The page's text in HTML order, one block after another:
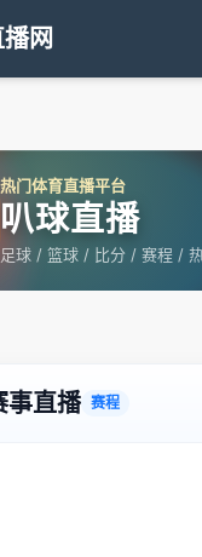
网
热门体育直播平台
叭球直播
足球 / 篮球 / 比分 / 赛程 /